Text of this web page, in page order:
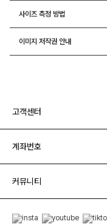
사이즈 측정 방법
이미지 저작권 안내
고객센터
계좌번호
커뮤니티